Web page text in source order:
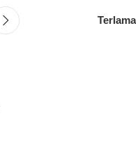
Terlama